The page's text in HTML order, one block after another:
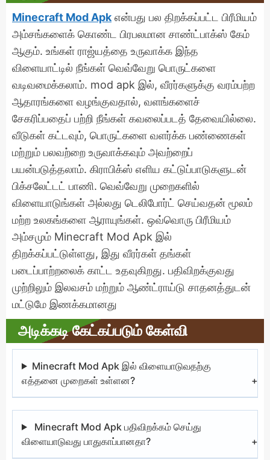
Minecraft Mod Apk என்பது பல திறக்கப்பட்ட பிரீமியம்
அம்சங்களைக் கொண்ட பிரபலமான சாண்ட்பாக்ஸ் கேம்
ஆகும். உங்கள் ராஜ்யத்தை உருவாக்க இந்த
விளையாட்டில் நீங்கள் வெவ்வேறு பொருட்களை
வடிவமைக்கலாம். mod apk இல், வீரர்களுக்கு வரம்பற்ற
ஆதாரங்களை வழங்குவதால், வளங்களைச்
சேகரிப்பதைப் பற்றி நீங்கள் கவலைப்படத் தேவையில்லை.
வீடுகள் கட்டவும், பொருட்களை வளர்க்க பண்ணைகள்
மற்றும் பலவற்றை உருவாக்கவும் அவற்றைப்
பயன்படுத்தலாம். கிராபிக்ஸ் எளிய கட்டுப்பாடுகளுடன்
பிக்சலேட்டட் பாணி. வெவ்வேறு முறைகளில்
விளையாடுங்கள் அல்லது டெலிபோர்ட் செய்வதன் மூலம்
மற்ற உலகங்களை ஆராயுங்கள். ஒவ்வொரு பிரீமியம்
அம்சமும் Minecraft Mod Apk இல்
திறக்கப்பட்டுள்ளது, இது வீரர்கள் தங்கள்
படைப்பாற்றலைக் காட்ட உதவுகிறது. பதிவிறக்குவது
முற்றிலும் இலவசம் மற்றும் ஆண்ட்ராய்டு சாதனத்துடன்
மட்டுமே இணக்கமானது
அடிக்கடி கேட்கப்படும் கேள்வி
Minecraft Mod Apk இல் விளையாடுவதற்கு
எத்தனை முறைகள் உள்ளன?
Minecraft Mod Apk பதிவிறக்கம் செய்து
விளையாடுவது பாதுகாப்பானதா?